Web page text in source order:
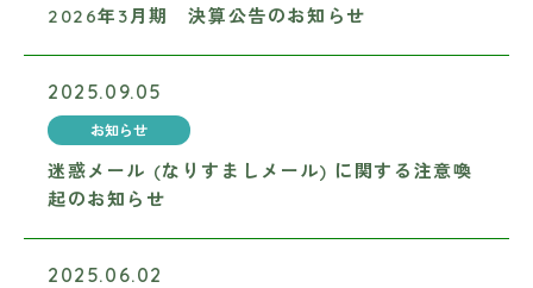
2026年3月期 決算公告のお知らせ
2025.09.05
お知らせ
迷惑メール (なりすましメール) に関する注意喚
起のお知らせ
2025.06.02